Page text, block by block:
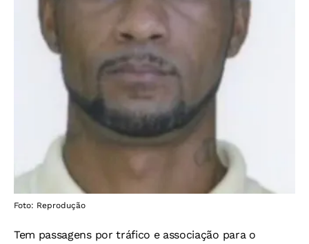
Foto: Reprodução
Tem passagens por tráfico e associação para o